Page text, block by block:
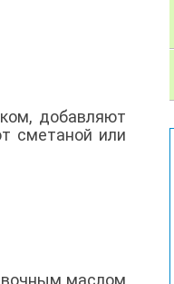
добавляют
сметаной или
маслом